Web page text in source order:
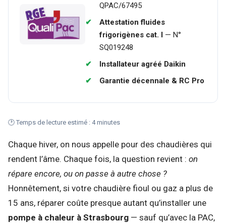
QPAC/67495
✔
Attestation fluides
frigorigènes cat. I — N°
SQ019248
✔
Installateur agréé Daikin
✔
Garantie décennale & RC Pro
🕑 Temps de lecture estimé : 4 minutes
Chaque hiver, on nous appelle pour des chaudières qui
rendent l’âme. Chaque fois, la question revient : on
répare encore, ou on passe à autre chose ?
Honnêtement, si votre chaudière fioul ou gaz a plus de
15 ans, réparer coûte presque autant qu’installer une
pompe à chaleur à Strasbourg — sauf qu’avec la PAC,